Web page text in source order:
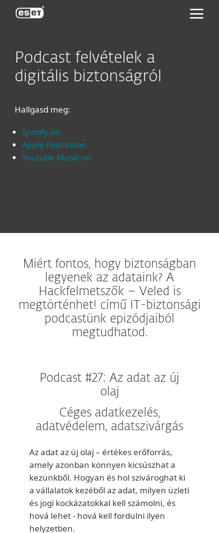
Podcast felvételek a
digitális biztonságról
Hallgasd meg:
Spotify-on
Apple Podcaston
Youtube Music-on
Miért fontos, hogy biztonságban
legyenek az adataink? A
Hackfelmetszők – Veled is
megtörténhet! című IT-biztonsági
podcastünk epizódjaiból
megtudhatod.
Podcast #27: Az adat az új
olaj
Céges adatkezelés,
adatvédelem, adatszivárgás
Az adat az új olaj – értékes erőforrás,
amely azonban könnyen kicsúszhat a
kezünkből. Hogyan és hol szivároghat ki
a vállalatok kezéből az adat, milyen üzleti
és jogi kockázatokkal kell számolni, és
hová lehet - hová kell fordulni ilyen
helyzetben.
ESET